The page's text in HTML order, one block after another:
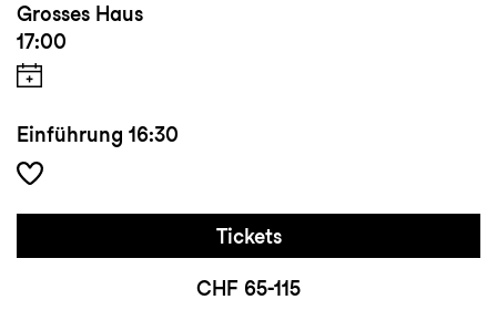
Grosses Haus
17:00
Einführung 16:30
Tickets
CHF 65-115